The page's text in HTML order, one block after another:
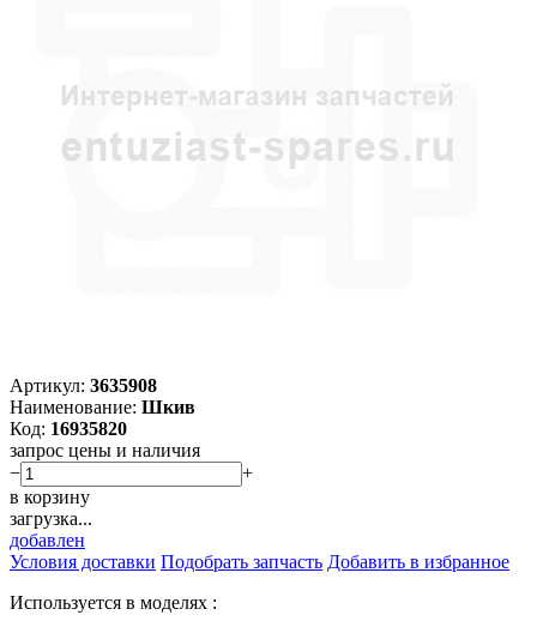
Артикул: 3635908
Наименование: Шкив
Код: 16935820
запрос цены и наличия
−
+
в корзину
загрузка...
добавлен
Условия доставки Подобрать запчасть Добавить в избранное
Используется в моделях :